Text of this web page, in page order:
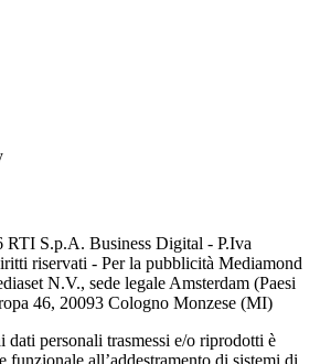
RTI S.p.A. Business Digital - P.Iva
riservati - Per la pubblicità Mediamond
N.V., sede legale Amsterdam (Paesi
46, 20093 Cologno Monzese (MI)
dati personali trasmessi e/o riprodotti è